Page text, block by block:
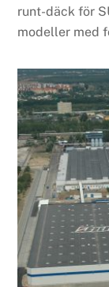
runt-däck för
modeller med